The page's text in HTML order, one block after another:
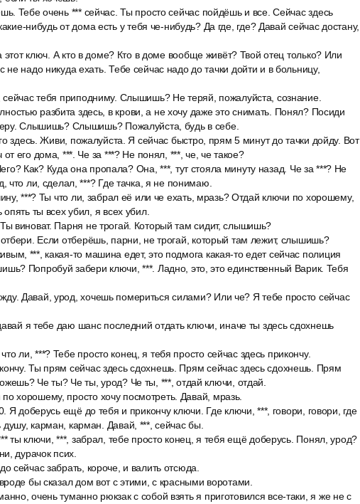
Тебе очень *** сейчас. Ты просто сейчас пойдёшь и все. Сейчас здесь
нибудь от дома есть у тебя че-нибудь? Да где, где? Давай сейчас достану,
этот ключ. А кто в доме? Кто в доме вообще живёт? Твой отец только? Или
надо никуда ехать. Тебе сейчас надо до тачки дойти и в больницу,
сейчас тебя приподниму. Слышишь? Не теряй, пожалуйста, сознание.
разбита здесь, в крови, а не хочу даже это снимать. Понял? Посиди
Слышишь? Слышишь? Пожалуйста, будь в себе.
здесь. Живи, пожалуйста. Я сейчас быстро, прям 5 минут до тачки дойду. Вот
его дома, ***. Че за ***? Не понял, ***, че, че такое?
Как? Куда она пропала? Она, ***, тут стояла минуту назад. Че за ***? Не
что ли, сделал, ***? Где тачка, я не понимаю.
***? Ты что ли, забрал её или че ехать, мразь? Отдай ключи по хорошему,
ты всех убил, я всех убил.
виноват. Парня не трогай. Который там сидит, слышишь?
Если отберёшь, парни, не трогай, который там лежит, слышишь?
***, какая-то машина едет, это подмога какая-то едет сейчас полиция
Попробуй забери ключи, ***. Ладно, это, это единственный Варик. Тебя
Давай, урод, хочешь помериться силами? Или че? Я тебе просто сейчас
я тебе даю шанс последний отдать ключи, иначе ты здесь сдохнешь
ли, ***? Тебе просто конец, я тебя просто сейчас здесь прикончу.
Ты прям сейчас здесь сдохнешь. Прям сейчас здесь сдохнешь. Прям
Че ты? Че ты, урод? Че ты, ***, отдай ключи, отдай.
хорошему, просто хочу посмотреть. Давай, мразь.
Я доберусь ещё до тебя и прикончу ключи. Где ключи, ***, говори, говори, где
карман, карман. Давай, ***, сейчас бы.
ты ключи, ***, забрал, тебе просто конец, я тебя ещё доберусь. Понял, урод?
дурачок псих.
сейчас забрать, короче, и валить отсюда.
бы сказал дом вот с этими, с красными воротами.
очень туманно рюкзак с собой взять я приготовился все-таки, я же не с